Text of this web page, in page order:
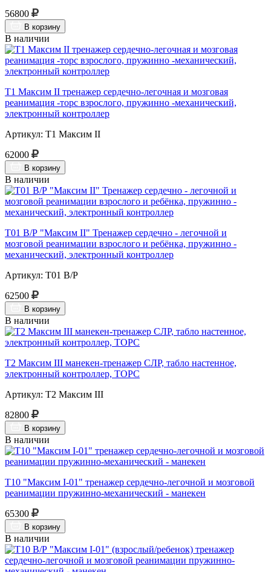
56800
В корзину
В наличии
Т1 Максим II тренажер сердечно-легочная и мозговая
реанимация -торс взрослого, пружинно -механический,
электронный контроллер
Артикул: Т1 Максим II
62000
В корзину
В наличии
Т01 В/Р "Максим II" Тренажер сердечно - легочной и
мозговой реанимации взрослого и ребёнка, пружинно -
механический, электронный контроллер
Артикул: Т01 В/Р
62500
В корзину
В наличии
Т2 Максим III манекен-тренажер СЛР, табло настенное,
электронный контроллер, ТОРС
Артикул: Т2 Максим III
82800
В корзину
В наличии
Т10 "Максим I-01" тренажер сердечно-легочной и мозговой
реанимации пружинно-механический - манекен
65300
В корзину
В наличии